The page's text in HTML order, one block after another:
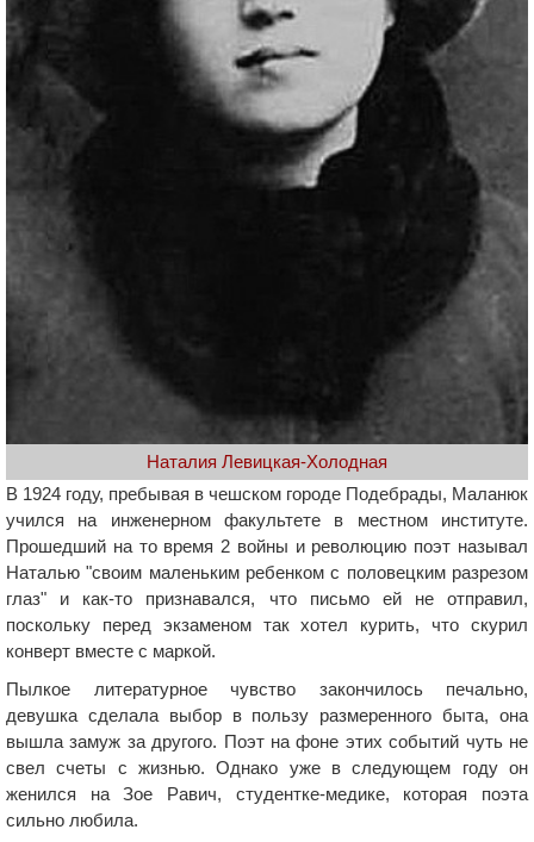
Наталия Левицкая-Холодная
В 1924 году, пребывая в чешском городе Подебрады, Маланюк
учился на инженерном факультете в местном институте.
Прошедший на то время 2 войны и революцию поэт называл
Наталью "своим маленьким ребенком с половецким разрезом
глаз" и как-то признавался, что письмо ей не отправил,
поскольку перед экзаменом так хотел курить, что скурил
конверт вместе с маркой.
Пылкое литературное чувство закончилось печально,
девушка сделала выбор в пользу размеренного быта, она
вышла замуж за другого. Поэт на фоне этих событий чуть не
свел счеты с жизнью. Однако уже в следующем году он
женился на Зое Равич, студентке-медике, которая поэта
сильно любила.